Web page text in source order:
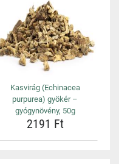
Kasvirág (Echinacea
purpurea) gyökér –
gyógynövény, 50g
2191 Ft